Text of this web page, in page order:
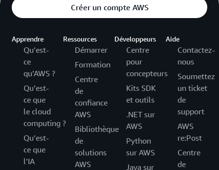
Créer un compte AWS
Apprendre
Qu’est-
ce
qu’AWS ?
Qu’est-
ce que
le cloud
computing ?
Qu’est-
ce que
l’IA
Ressources
Démarrer
Formation
Centre
de
confiance
AWS
Bibliothèque
de
solutions
AWS
Développeurs
Centre
pour
concepteurs
Kits SDK
et outils
.NET sur
AWS
Python
sur AWS
Java sur
Aide
Contactez-
nous
Soumettez
un ticket
de
support
AWS
re:Post
Centre
de